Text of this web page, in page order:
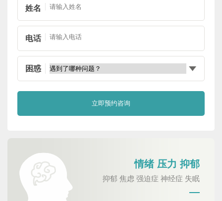
姓名
电话
困惑
情绪 压力 抑郁
抑郁 焦虑 强迫症 神经症 失眠